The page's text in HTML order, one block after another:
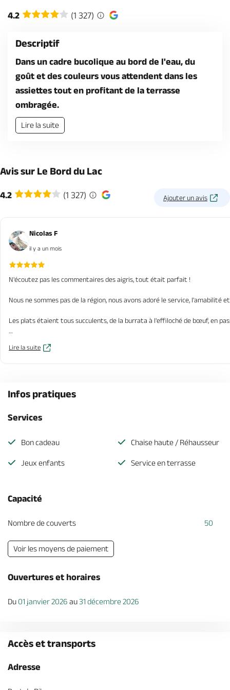
Brochures & Cartes Offices de tourisme Comment venir ? Ecrivez-nous
4.2 (1 327)
Descriptif
Dans un cadre bucolique au bord de l'eau, du
goût et des couleurs vous attendent dans les
assiettes tout en profitant de la terrasse
ombragée.
Lire la suite
Avis sur Le Bord du Lac
4.2 (1 327) Ajouter un avis
Nicolas F
il y a un mois
N'écoutez pas les commentaires des aigris, tout était parfait !
Nous ne sommes pas de la région, nous avons adoré le service, l'amabilité
Les plats étaient tous succulents, de la burrata à l'effiloché de bœuf, en
Lire la suite
Infos pratiques
Services
Bon cadeau Chaise haute / Réhausseur
Jeux enfants Service en terrasse
Capacité
Nombre de couverts 50
Voir les moyens de paiement
Ouvertures et horaires
Du 01 janvier 2026 au31 décembre 2026
Accès et transports
Adresse